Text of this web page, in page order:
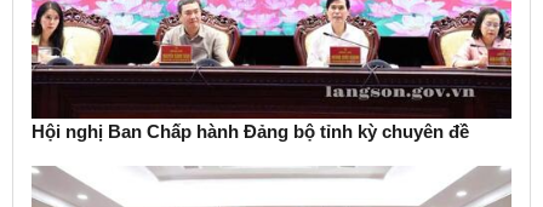
Hội nghị Ban Chấp hành Đảng bộ tỉnh kỳ chuyên đề